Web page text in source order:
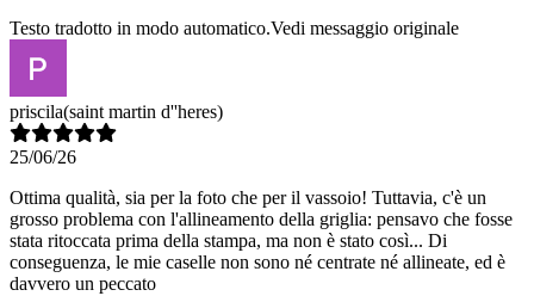
Testo tradotto in modo automatico.Vedi messaggio originale
priscila(saint martin d''heres)
25/06/26
Ottima qualità, sia per la foto che per il vassoio! Tuttavia, c'è un
grosso problema con l'allineamento della griglia: pensavo che fosse
stata ritoccata prima della stampa, ma non è stato così... Di
conseguenza, le mie caselle non sono né centrate né allineate, ed è
davvero un peccato